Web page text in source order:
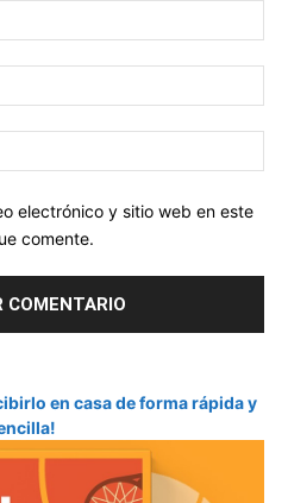
electrónico y sitio web en este
comente.
en casa de forma rápida y